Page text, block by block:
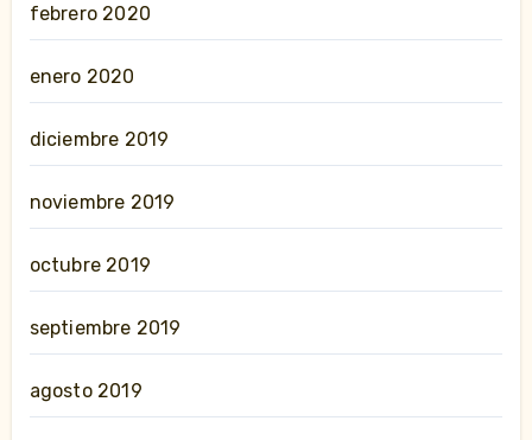
febrero 2020
enero 2020
diciembre 2019
noviembre 2019
octubre 2019
septiembre 2019
agosto 2019